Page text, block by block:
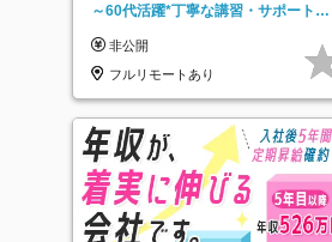
～60代活躍*丁寧な講習・サポートあ
託
非公開
フルリモートあり